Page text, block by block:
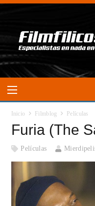
Inicio Filmblog Películas
Furia (The
Películas